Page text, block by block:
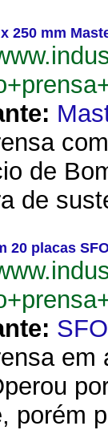
250 mm
de
de
20 placas
em
porém